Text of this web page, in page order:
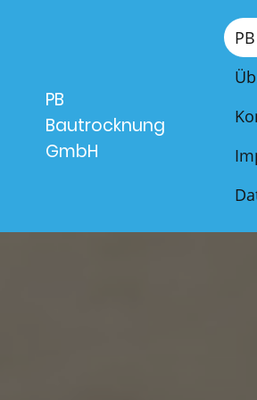
PB
Bautrocknung
GmbH